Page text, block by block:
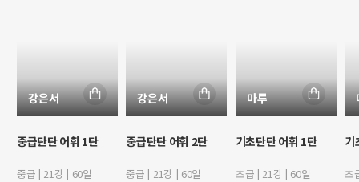
강은서
중급탄탄 어휘 1탄
중급 | 21강 | 60일
강은서
중급탄탄 어휘 2탄
중급 | 21강 | 60일
마루
기초탄탄 어휘 1탄
초급 | 21강 | 60일
기
초